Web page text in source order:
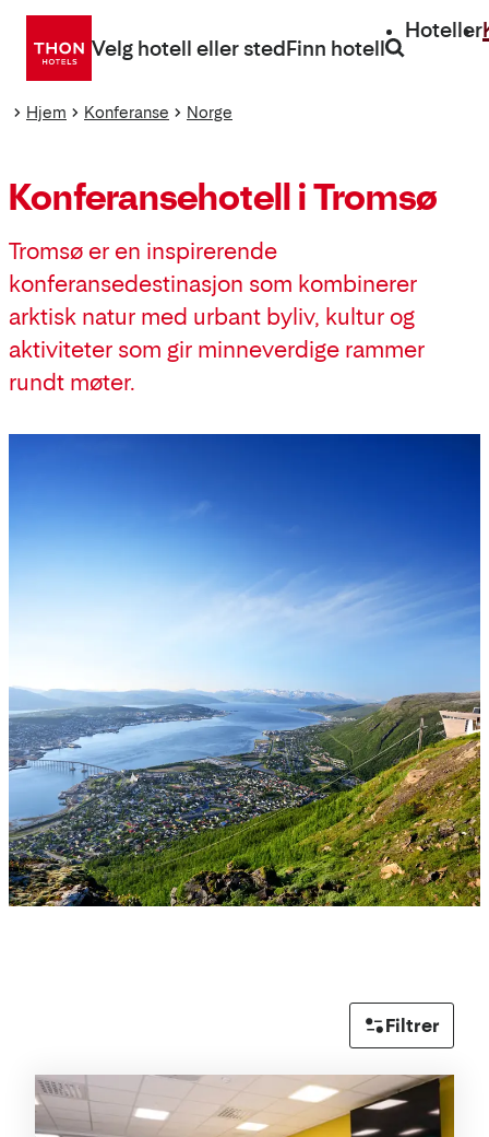
Gå
direkte
Velg hotell eller stedFinn hotell
Hoteller
Hjem Konferanse Norge
Konferansehotell i Tromsø
Tromsø er en inspirerende
konferansedestinasjon som kombinerer
arktisk natur med urbant byliv, kultur og
aktiviteter som gir minneverdige rammer
rundt møter.
Filtrer